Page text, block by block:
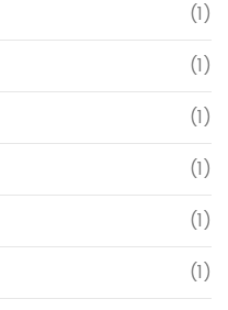
(1)
(1)
(1)
(1)
(1)
(1)